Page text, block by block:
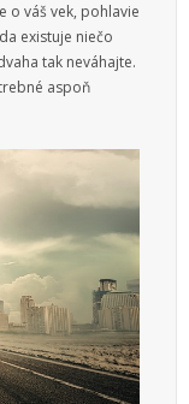
o váš vek, pohlavie
existuje niečo
tak neváhajte.
aspoň